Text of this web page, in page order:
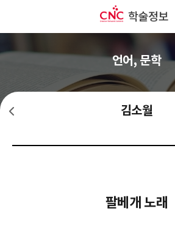
언어, 문학
김소월
팔베개 노래